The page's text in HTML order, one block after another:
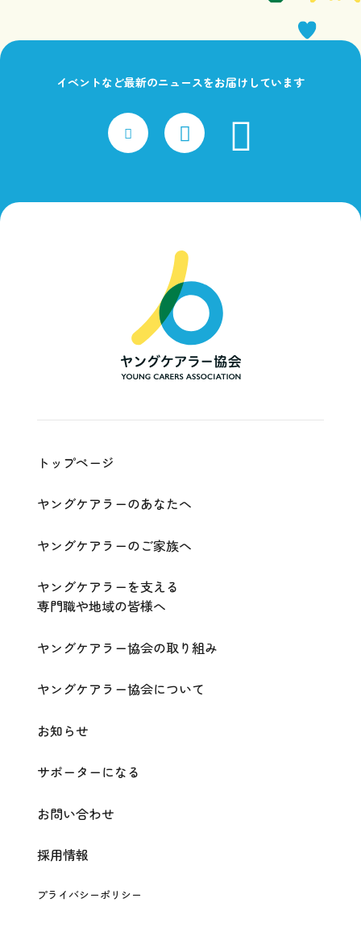
イベントなど最新のニュースをお届けしています
x Instagram
ア
ラ
ー
Young
トップページ
ヤングケアラーのあなたへ
ヤングケアラーのご家族へ
ヤングケアラーを支える
専門職や地域の皆様へ
ヤングケアラー協会の取り組み
ヤングケアラー協会について
お知らせ
サポーターになる
お問い合わせ
採用情報
プライバシーポリシー